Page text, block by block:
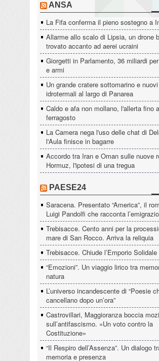
ANSA
La Fifa conferma il pieno sostegno a
Allarme allo scalo di Lipsia, un drone
trovato accanto ad aerei ucraini
Giorgetti in Parlamento, 36 miliardi
e armi
Un grande cratere sottomarino e
idrotermali al largo di Panarea
Caldo e afa non mollano, l'allerta fino
ferragosto
La Camera nega l'uso delle chat di
l'Aula finisce in bagarre
Accordo tra Iran e Oman sulle nuove
Hormuz, l'ipotesi di una tregua
PAESE24
Saracena. Presentato “America”, il
Luigi Pandolfi che racconta
Trebisacce. Cento anni per la
mare di San Rocco. Arriva la reliquia
Trebisacce. Chiude l’Emporio Solidale
“Emozioni”. Un viaggio lirico tra
natura
L’universo incandescente di “Poesie
cancellano dopo un’ora”
Castrovillari, Maggioranza boccia
sull’antifascismo. «Un voto contro la
Costituzione»
“Il Respiro dell’Assenza”. Un dialogo
memoria e presenza